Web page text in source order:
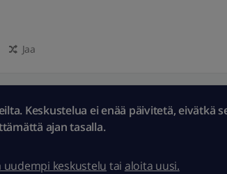
Jaa
Keskustelua ei enää päivitetä, eivätkä
ajan tasalla.
uudempi keskustelu tai aloita uusi.